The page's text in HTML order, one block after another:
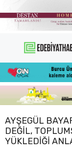
atla
AYŞEGÜL
DEĞIL,
YÜKLEDIĞI